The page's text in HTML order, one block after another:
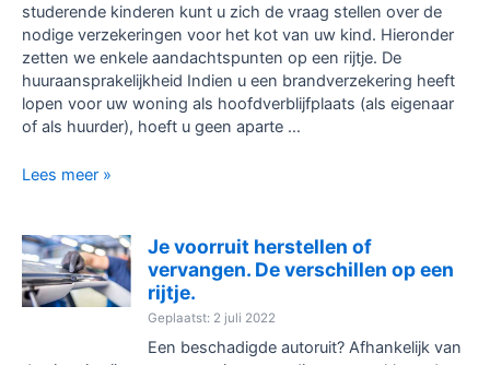
studerende kinderen kunt u zich de vraag stellen over de
nodige verzekeringen voor het kot van uw kind. Hieronder
zetten we enkele aandachtspunten op een rijtje. De
huuraansprakelijkheid Indien u een brandverzekering heeft
lopen voor uw woning als hoofdverblijfplaats (als eigenaar
of als huurder), hoeft u geen aparte …
Kotstudenten?
studenten
keren
terug
naar
Lees meer »
Je voorruit herstellen of
vervangen. De verschillen op een
rijtje.
Geplaatst: 2 juli 2022
Een beschadigde autoruit? Afhankelijk van